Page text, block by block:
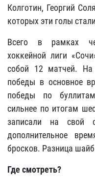
Колготин, Георгий
которых эти голы
Всего в рамках
хоккейной лиги
собой 12 матчей. На
победы в основное
победы по
сильнее по итогам
записали на свой
дополнительное
бросков. Разница
Где смотреть?